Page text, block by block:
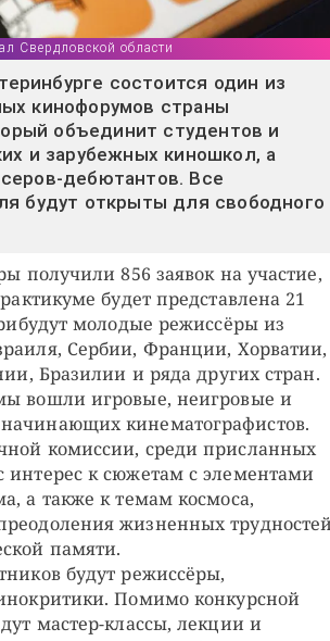
Свердловской области
состоится один из
кинофорумов страны
объединит студентов и
и зарубежных киношкол, а
дебютантов. Все
будут открыты для свободного
получили 856 заявок на участие,
будет представлена 21
молодые режиссёры из
Сербии, Франции, Хорватии,
Бразилии и ряда других стран.
вошли игровые, неигровые и
кинематографистов.
комиссии, среди присланных
к сюжетам с элементами
а также к темам космоса,
жизненных трудностей
памяти.
будут режиссёры,
Помимо конкурсной
мастер-классы, лекции и